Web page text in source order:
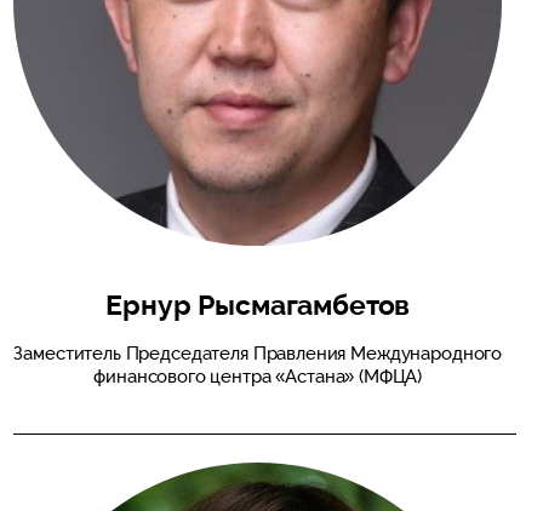
Ернур Рысмагамбетов
Заместитель Председателя Правления Международного
финансового центра «Астана» (МФЦА)